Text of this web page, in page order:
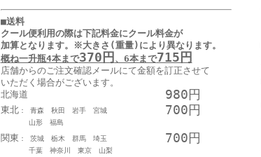
■送料
クール便利用の際は下記料金にクール料金が
加算となります。
※大きさ(重量)により異なります。
概ね一升瓶4本まで370円、6本まで715円
店舗からのご注文確認メールにて金額を訂正させて
いただく場合がございます。
北海道
980円
東北： 青森 秋田 岩手 宮城
山形 福島
700円
関東 ： 茨城 栃木 群馬 埼玉
千葉 神奈川 東京 山梨
700円